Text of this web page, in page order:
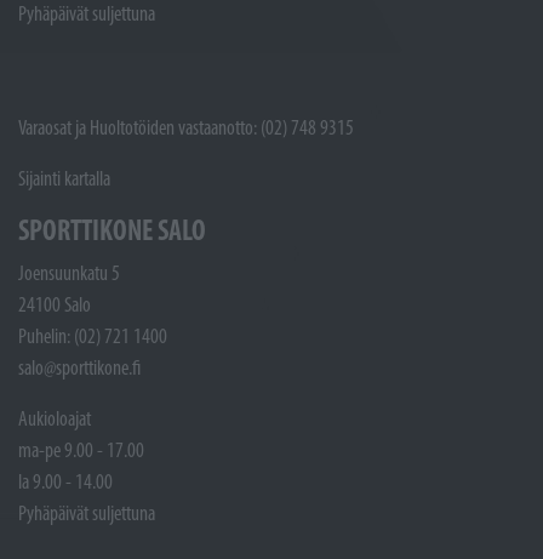
Pyhäpäivät suljettuna
Varaosat ja Huoltotöiden vastaanotto: (02) 748 9315
Sijainti kartalla
SPORTTIKONE SALO
Joensuunkatu 5
24100 Salo
Puhelin: (02) 721 1400
salo@sporttikone.fi
Aukioloajat
ma-pe 9.00 - 17.00
la 9.00 - 14.00
Pyhäpäivät suljettuna